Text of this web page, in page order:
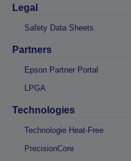
Legal
Safety Data Sheets
Partners
Epson Partner Portal
LPGA
Technologies
Technologie Heat-Free
PrecisionCore